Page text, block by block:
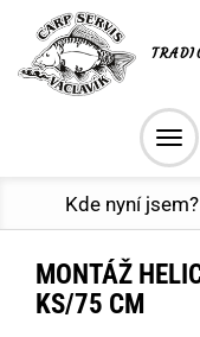
Kde nyní jsem?
MONTÁŽ
KS/75 CM